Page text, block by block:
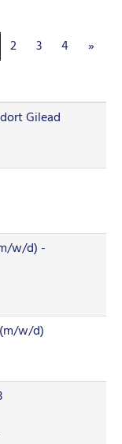
2 3 4
»
Gilead
w/d) -
w/d)